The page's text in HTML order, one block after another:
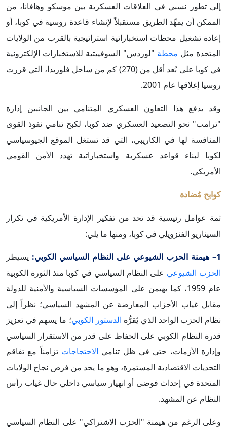
إلى تطور نسبي في العلاقات العسكرية بين موسكو وهافانا، من
الممكن أن يمهِّد الطريق مستقبلاً لإنشاء قاعدة روسية في كوبا، أو
إعادة تشغيل محطات استخباراتية استراتيجية بالقرب من الولايات
المتحدة مثل محطة "لوردس" السوفييتية للاستخبارات الإلكترونية
في كوبا على بُعد أقل من (270) كم من ساحل فلوريدا، التي قررت
روسيا إغلاقها عام 2001.
وقد يدفع هذا التعاون العسكري المتنامي بين الجانبين إدارة
"ترامب" نحو التصعيد العسكري ضد كوبا، لكبح تنامي نفوذ القوى
المنافسة لها في الكاريبي، التي قد تستغل الموقع الجيوسياسي
لكوبا لبناء قواعد عسكرية واستخباراتية تهدد الأمن القومي
الأمريكي.
كوابح مُضادة
ثمة عوامل رئيسية قد تحد من تفكير الإدارة الأمريكية في تكرار
السيناريو الفنزويلي في كوبا، ومنها ما يلي:
1– هيمنة الحزب الشيوعي على النظام السياسي الكوبي:
يسيطر
الحزب الشيوعي على النظام السياسي في كوبا منذ الثورة الكوبية
عام 1959، كما يهيمن على المؤسسات السياسية والأمنية للدولة
مقابل غياب الأحزاب المعارضة عن المشهد السياسي؛ نظراً إلى
نظام الحزب الواحد الذي يُقرُّه الدستور الكوبي؛ ما يسهم في تعزيز
قدرة النظام الكوبي على الحفاظ على قدر من الاستقرار السياسي
وإدارة الأزمات، حتى في ظل تنامي الاحتجاجات تزامناً مع تفاقم
التحديات الاقتصادية المستمرة، وهو ما يحد من فرص نجاح الولايات
المتحدة في إحداث فوضى أو انهيار سياسي داخلي حال غياب رأس
النظام عن المشهد.
وعلى الرغم من هيمنة "الحزب الاشتراكي" على النظام السياسي